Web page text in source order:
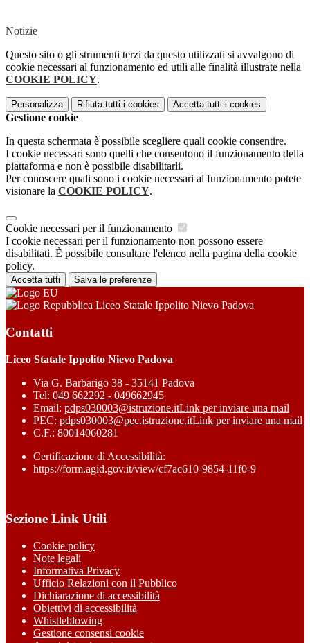
Notizie
Questo sito o gli strumenti terzi da questo utilizzati si avvalgono di
cookie necessari al funzionamento ed utili alle finalità illustrate nella
COOKIE POLICY.
Personalizza Rifiuta tutti i cookies Accetta tutti i cookies
Gestione cookie
In questa schermata è possibile scegliere quali cookie consentire.
I cookie necessari sono quelli che consentono il funzionamento della
piattaforma e non è possibile disabilitarli.
Per conoscere quali sono i cookie necessari al funzionamento potete
visionare la COOKIE POLICY.
Cookie necessari per il funzionamento
I cookie necessari per il funzionamento non possono essere
disabilitati. È possibile consultare l'elenco nella pagina della cookie
policy.
Accetta tutti Salva le preferenze
Liceo Statale Ippolito Nievo Padova
Contatti
Liceo Statale Ippolito Nievo Padova
Via G. Barbarigo 38 - 35141 Padova
Tel: 049 662292 - 049662945
Email: pdps030003@istruzione.itLink per inviare una mail
PEC: pdps030003@pec.istruzione.itLink per inviare una mail
C.F.: 80014060281
Certificazione di Accessibilità:
https://form.agid.gov.it/view/cf7ac610-9854-11f0-9
Sezione Link Utili
Cookie policy
Note legali
Informativa Privacy
Ufficio Relazioni con il Pubblico
Dichiarazione di accessibilità
Obiettivi di accessibilità
Whistleblowing
Gestione consensi cookie